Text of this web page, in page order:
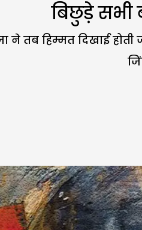
बिछुड़े सभी
ने तब हिम्मत दिखाई